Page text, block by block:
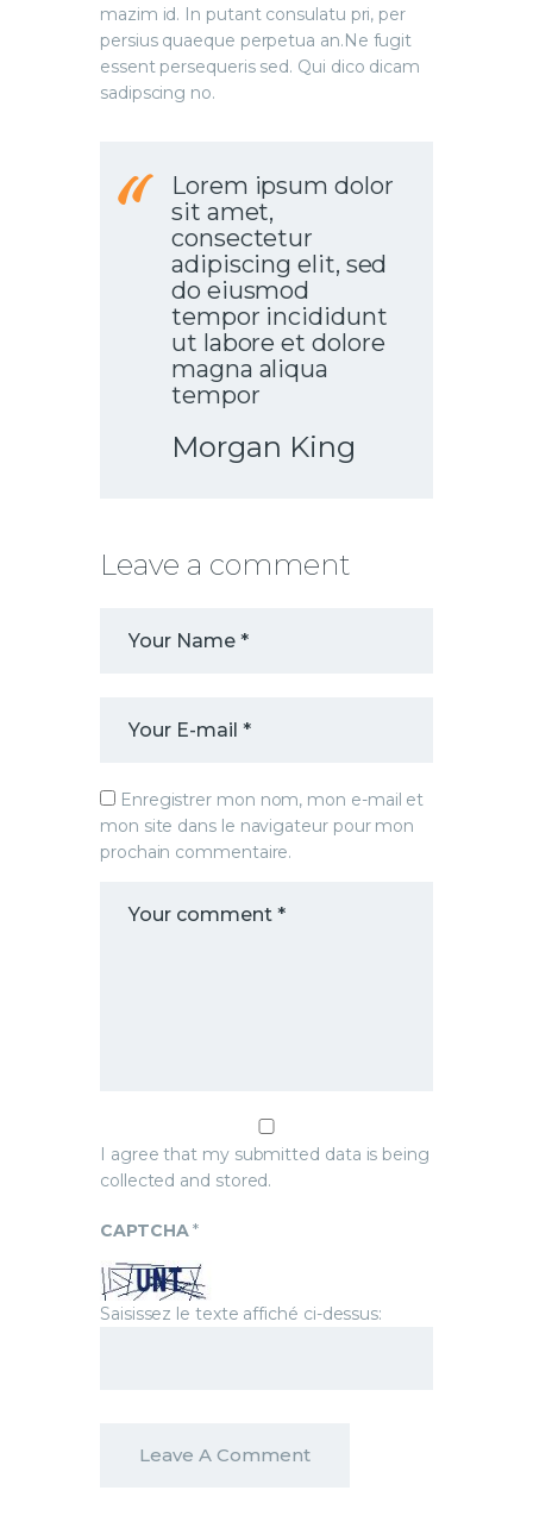
mazim id. In putant consulatu pri, per
persius quaeque perpetua an.Ne fugit
essent persequeris sed. Qui dico dicam
sadipscing no.
Lorem ipsum dolor
sit amet,
consectetur
adipiscing elit, sed
do eiusmod
tempor incididunt
ut labore et dolore
magna aliqua
tempor
Morgan King
Leave a comment
Enregistrer mon nom, mon e-mail et
mon site dans le navigateur pour mon
prochain commentaire.
I agree that my submitted data is being
collected and stored.
CAPTCHA*
Saisissez le texte affiché ci-dessus: